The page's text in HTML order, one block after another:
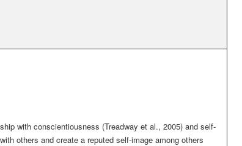
with conscientiousness (Treadway et al., 2005) and self-
others and create a reputed self-image among others